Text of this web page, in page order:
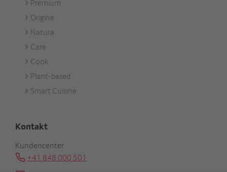
Marken
Premium
Origine
Natura
Care
Cook
Plant-based
Smart Cuisine
Kontakt
Kundencenter
+41 848 000 501